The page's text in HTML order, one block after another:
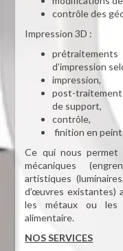
contrôle des
Impression 3D :
d’impression
impression,
post-
de support,
contrôle,
finition en
Ce qui nous permet
mécaniques
artistiques
d’œuvres existantes)
les métaux ou les
alimentaire.
NOS SERVICES